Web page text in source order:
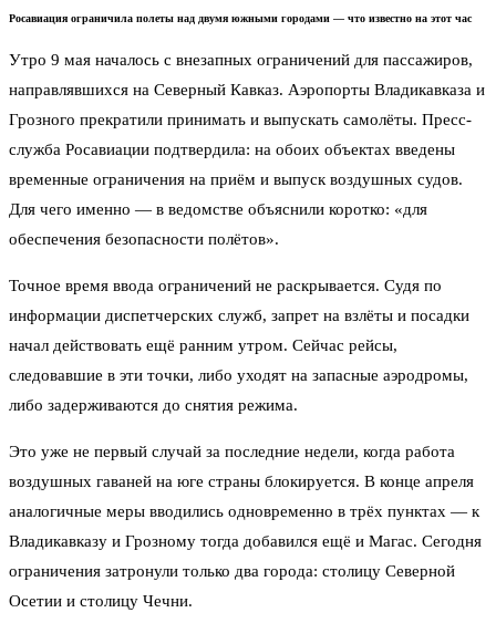
Росавиация ограничила полеты над двумя южными городами — что известно на этот час
Утро 9 мая началось с внезапных ограничений для пассажиров,
направлявшихся на Северный Кавказ. Аэропорты Владикавказа и
Грозного прекратили принимать и выпускать самолёты. Пресс-
служба Росавиации подтвердила: на обоих объектах введены
временные ограничения на приём и выпуск воздушных судов.
Для чего именно — в ведомстве объяснили коротко: «для
обеспечения безопасности полётов».
Точное время ввода ограничений не раскрывается. Судя по
информации диспетчерских служб, запрет на взлёты и посадки
начал действовать ещё ранним утром. Сейчас рейсы,
следовавшие в эти точки, либо уходят на запасные аэродромы,
либо задерживаются до снятия режима.
Это уже не первый случай за последние недели, когда работа
воздушных гаваней на юге страны блокируется. В конце апреля
аналогичные меры вводились одновременно в трёх пунктах — к
Владикавказу и Грозному тогда добавился ещё и Магас. Сегодня
ограничения затронули только два города: столицу Северной
Осетии и столицу Чечни.